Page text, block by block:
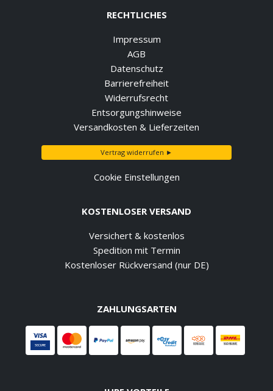
RECHTLICHES
Impressum
AGB
Datenschutz
Barrierefreiheit
Widerrufsrecht
Entsorgungshinweise
Versandkosten & Lieferzeiten
Vertrag widerrufen ►
Cookie Einstellungen
KOSTENLOSER VERSAND
Versichert & kostenlos
Spedition mit Termin
Kostenloser Rückversand (nur DE)
ZAHLUNGSARTEN